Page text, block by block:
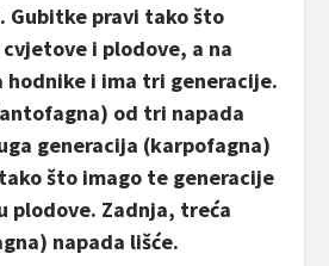
Gubitke pravi tako što
i plodove, a na
i ima tri generacije.
od tri napada
generacija (karpofagna)
što imago te generacije
plodove. Zadnja, treća
napada lišće.